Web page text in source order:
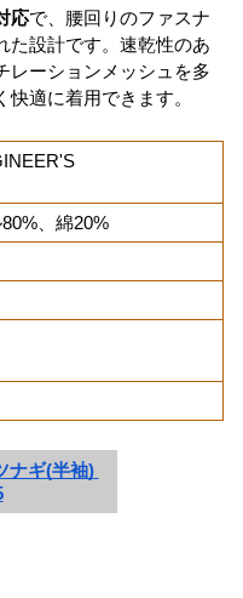
応で、腰回りのファスナ
た設計です。速乾性のあ
レーションメッシュを多
適に着用できます。
、綿20%
ナギ(半袖)